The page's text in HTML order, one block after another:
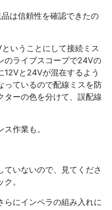
は信頼性を確認できたの
いうことにして接続ミス
のライブスコープで24Vの
12Vと24Vが混在するよう
っているので配線ミスを防
ターの色を分けて、誤配線
作業も。
ていないので、見てくださ
。
らにインペラの組み入れに